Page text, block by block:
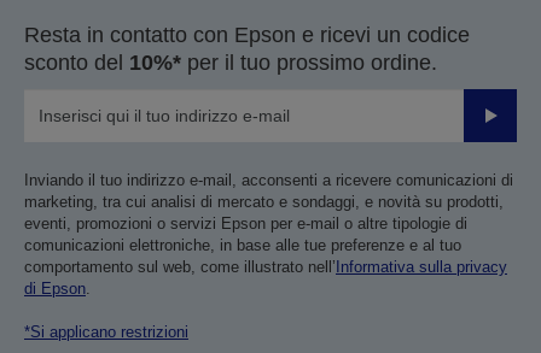
Resta in contatto con Epson e ricevi un codice
sconto del 10%* per il tuo prossimo ordine.
Invia
Inviando il tuo indirizzo e-mail, acconsenti a ricevere comunicazioni di
marketing, tra cui analisi di mercato e sondaggi, e novità su prodotti,
eventi, promozioni o servizi Epson per e-mail o altre tipologie di
comunicazioni elettroniche, in base alle tue preferenze e al tuo
comportamento sul web, come illustrato nell’ Informativa sulla privacy
di Epson.
*Si applicano restrizioni